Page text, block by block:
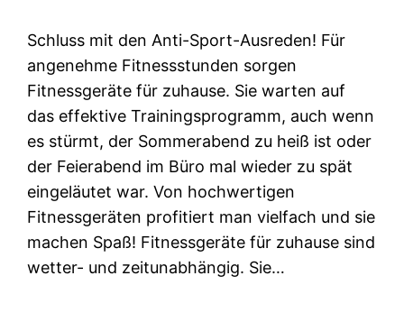
Schluss mit den Anti-Sport-Ausreden! Für
angenehme Fitnessstunden sorgen
Fitnessgeräte für zuhause. Sie warten auf
das effektive Trainingsprogramm, auch wenn
es stürmt, der Sommerabend zu heiß ist oder
der Feierabend im Büro mal wieder zu spät
eingeläutet war. Von hochwertigen
Fitnessgeräten profitiert man vielfach und sie
machen Spaß! Fitnessgeräte für zuhause sind
wetter- und zeitunabhängig. Sie…